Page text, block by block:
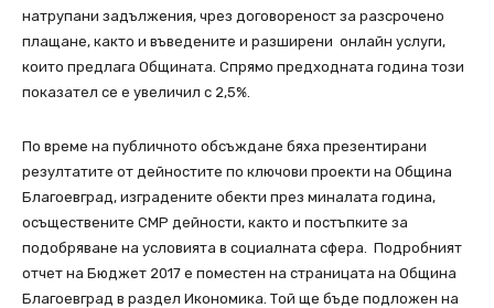
натрупани задължения, чрез договореност за разсрочено
плащане, както и въведените и разширени онлайн услуги,
които предлага Общината. Спрямо предходната година този
показател се е увеличил с 2,5%.
По време на публичното обсъждане бяха презентирани
резултатите от дейностите по ключови проекти на Община
Благоевград, изградените обекти през миналата година,
осъществените СМР дейности, както и постъпките за
подобряване на условията в социалната сфера. Подробният
отчет на Бюджет 2017 е поместен на страницата на Община
Благоевград в раздел Икономика. Той ще бъде подложен на